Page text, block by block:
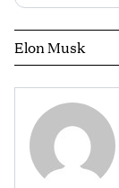
Elon Musk